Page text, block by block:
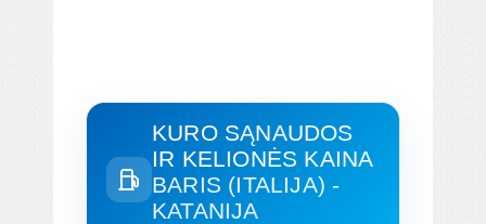
KURO SĄNAUDOS
IR KELIONĖS KAINA
BARIS (ITALIJA) -
KATANIJA